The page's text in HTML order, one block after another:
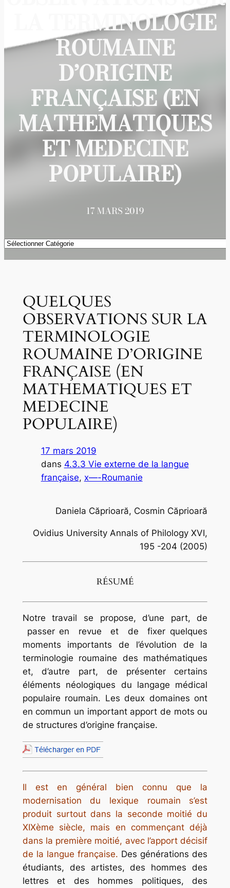
LA TERMINOLOGIE
ROUMAINE
D’ORIGINE
FRANÇAISE (EN
MATHEMATIQUES
ET MEDECINE
POPULAIRE)
17 MARS 2019
Catégories
QUELQUES
OBSERVATIONS SUR LA
TERMINOLOGIE
ROUMAINE D’ORIGINE
FRANÇAISE (EN
MATHEMATIQUES ET
MEDECINE
POPULAIRE)
17 mars 2019
dans 4.3.3 Vie externe de la langue
française, x—-Roumanie
Daniela Căprioară, Cosmin Căprioară
Ovidius University Annals of Philology XVI,
195 -204 (2005)
RÉSUMÉ
Notre travail se propose, d’une part, de
passer en revue et de fixer quelques
moments importants de l’évolution de la
terminologie roumaine des mathématiques
et, d’autre part, de présenter certains
éléments néologiques du langage médical
populaire roumain. Les deux domaines ont
en commun un important apport de mots ou
de structures d’origine française.
Il est en général bien connu que la
modernisation du lexique roumain s’est
produit surtout dans la seconde moitié du
XIXème siècle, mais en commençant déjà
dans la première moitié, avec l’apport décisif
de la langue française. Des générations des
étudiants, des artistes, des hommes des
lettres et des hommes politiques, des